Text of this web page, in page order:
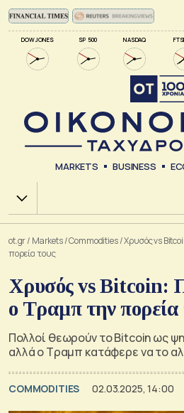
DOW JONES SP 500 NASDAQ
MARKETS BUSINESS
Χ.Α.
ot.gr/ Markets/Commodities/Χρυσός vs
πορεία τους
Χρυσός vs Bitcoin:
ο Τραμπ την πορεία
Πολλοί θεωρούν το Bitcoin ως
αλλά ο Τραμπ κατάφερε να το
COMMODITIES 02.03.2025, 14:00